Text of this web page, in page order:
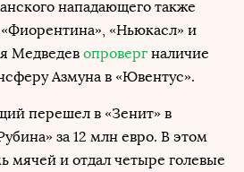
нападающего также
«Ньюкасл» и
Медведев опроверг наличие
Азмуна в «Ювентус».
перешел в «Зенит» в
за 12 млн евро. В этом
мячей и отдал четыре голевые